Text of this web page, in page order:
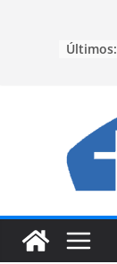
Últimos: